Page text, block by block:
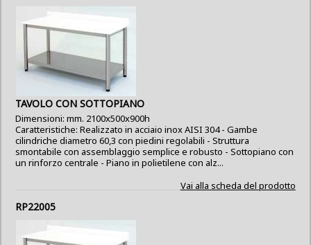
TAVOLO CON SOTTOPIANO
Dimensioni: mm. 2100x500x900h
Caratteristiche: Realizzato in acciaio inox AISI 304 - Gambe
cilindriche diametro 60,3 con piedini regolabili - Struttura
smontabile con assemblaggio semplice e robusto - Sottopiano con
un rinforzo centrale - Piano in polietilene con alz...
Vai alla scheda del prodotto
RP22005